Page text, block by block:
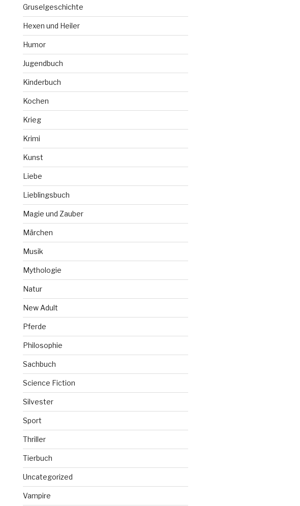
Gruselgeschichte
Hexen und Heiler
Humor
Jugendbuch
Kinderbuch
Kochen
Krieg
Krimi
Kunst
Liebe
Lieblingsbuch
Magie und Zauber
Märchen
Musik
Mythologie
Natur
New Adult
Pferde
Philosophie
Sachbuch
Science Fiction
Silvester
Sport
Thriller
Tierbuch
Uncategorized
Vampire